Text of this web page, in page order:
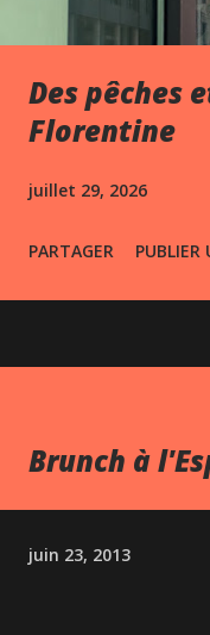
Des pêches
Florentine
juillet 29, 2026
PARTAGER
Brunch à
juin 23, 2013